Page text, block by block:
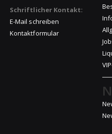
Schriftlicher Kontakt:
E-Mail schreiben
Kontaktformular